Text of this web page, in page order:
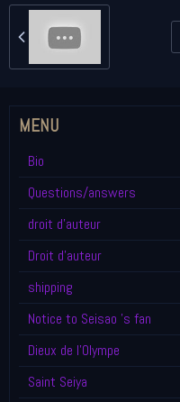
MENU
Bio
Questions/answers
droit d'auteur
Droit d'auteur
shipping
Notice to Seisao 's fan
Dieux de l'Olympe
Saint Seiya